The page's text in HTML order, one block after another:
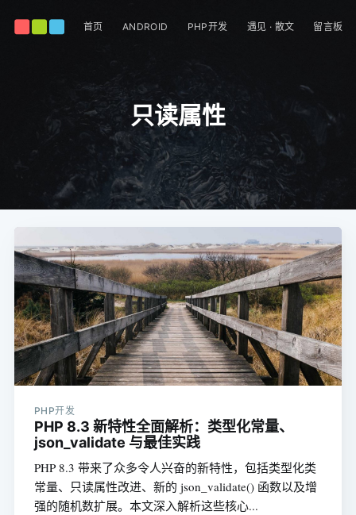
首页 ANDROID PHP开发 遇见 · 散文 留言板
只读属性
PHP开发
PHP 8.3 新特性全面解析：类型化常量、
json_validate 与最佳实践
PHP 8.3 带来了众多令人兴奋的新特性，包括类型化类
常量、只读属性改进、新的 json_validate() 函数以及增
强的随机数扩展。本文深入解析这些核心...